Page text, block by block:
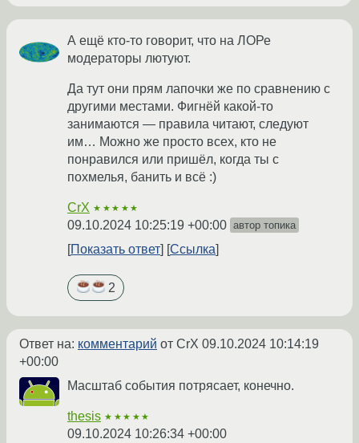
А ещё кто-то говорит, что на ЛОРе
модераторы лютуют.
Да тут они прям лапочки же по сравнению с
другими местами. Фигнёй какой-то
занимаются — правила читают, следуют
им… Можно же просто всех, кто не
понравился или пришёл, когда ты с
похмелья, банить и всё :)
CrX ★★★★★
09.10.2024 10:25:19 +00:00 автор топика
Показать ответ Ссылка
2
Ответ на: комментарий от CrX 09.10.2024 10:14:19
+00:00
Масштаб события потрясает, конечно.
thesis ★★★★★
09.10.2024 10:26:34 +00:00